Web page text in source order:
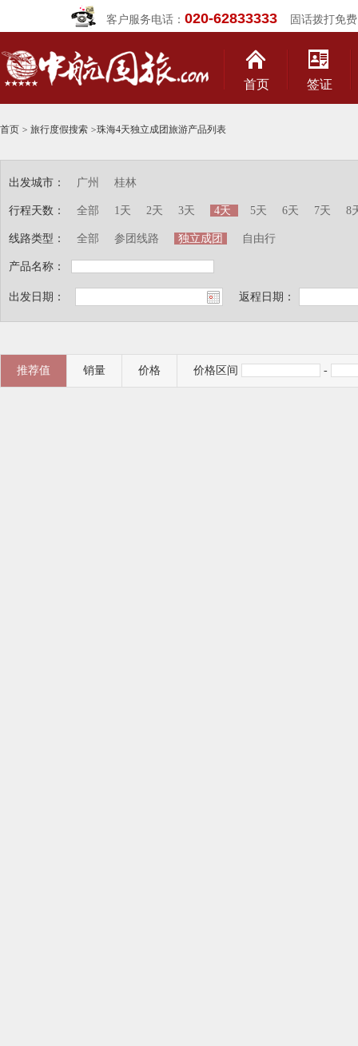
客户服务电话： 020-62833333固话拨打免费
首页 签证
首页 > 旅行度假搜索 >珠海4天独立成团旅游产品列表
出发城市：
行程天数：
线路类型：
产品名称：
广州 桂林
全部 1天 2天 3天 4天 5天 6天 7天 8
全部 参团线路 独立成团 自由行
出发日期： 返程日期：
推荐值 销量 价格 价格区间 -